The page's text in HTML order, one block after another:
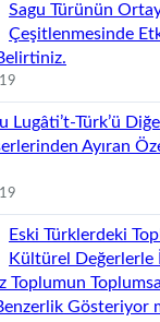
Sagu Türünün
Çeşitlenmesinde
Lugâti’t-Türk’ü
Ayıran
Eski Türklerdeki
Kültürel Değerlerle
Toplumun
Gösteriyor